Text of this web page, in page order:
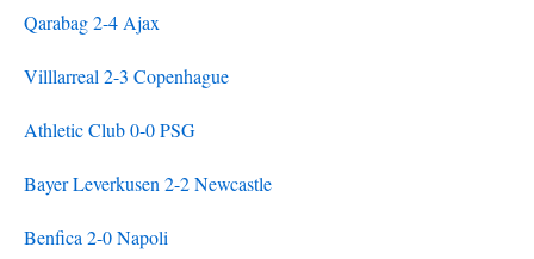
Qarabag 2-4 Ajax
Villlarreal 2-3 Copenhague
Athletic Club 0-0 PSG
Bayer Leverkusen 2-2 Newcastle
Benfica 2-0 Napoli